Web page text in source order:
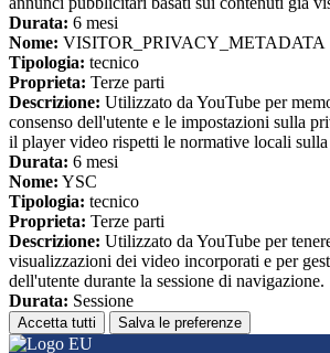
Durata: 6 mesi
Nome: VISITOR_PRIVACY_METADATA
Tipologia: tecnico
Proprieta: Terze parti
Descrizione: Utilizzato da YouTube per
consenso dell'utente e le impostazioni sulla
il player video rispetti le normative locali
Durata: 6 mesi
Nome: YSC
Tipologia: tecnico
Proprieta: Terze parti
Descrizione: Utilizzato da YouTube per
visualizzazioni dei video incorporati e per
dell'utente durante la sessione di navigazione.
Durata: Sessione
Accetta tutti Salva le preferenze